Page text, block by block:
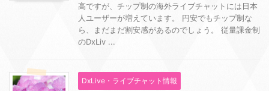
高ですが、チップ制の海外ライブチャットには日本
人ユーザーが増えています。 円安でもチップ制な
ら、まだまだ割安感があるのでしょう。 従量課金制
のDxLiv ...
DxLive・ライブチャット情報